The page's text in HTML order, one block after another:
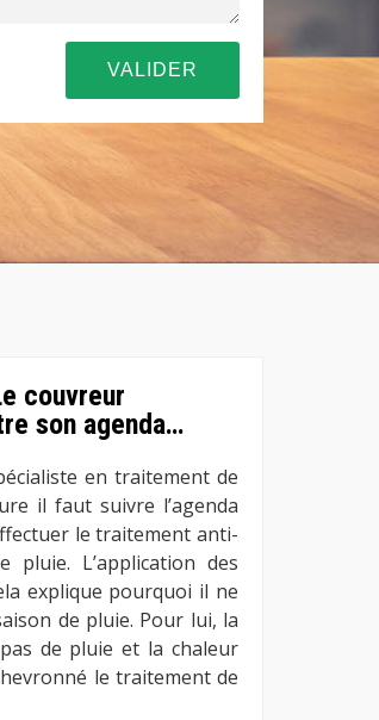
couvreur
son agenda…
en traitement de
il faut suivre l’agenda
le traitement anti-
L’application des
explique pourquoi il ne
de pluie. Pour lui, la
de pluie et la chaleur
le traitement de